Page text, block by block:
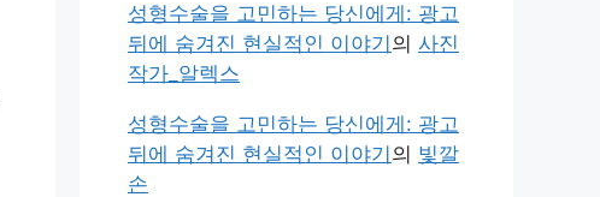
성형수술을 고민하는 당신에게: 광고
뒤에 숨겨진 현실적인 이야기 의 사진
작가_알렉스
성형수술을 고민하는 당신에게: 광고
뒤에 숨겨진 현실적인 이야기 의 빛깔
손